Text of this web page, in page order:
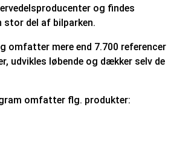
og findes
stor del af bilparken.
omfatter mere end 7.700 referencer
udvikles løbende og dækker selv de
omfatter flg. produkter: